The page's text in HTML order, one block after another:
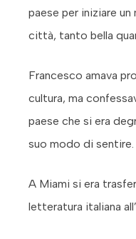
paese per iniziare
città, tanto bella
Francesco amava
cultura, ma
paese che si era
suo modo di sentire.
A Miami si era
letteratura italiana